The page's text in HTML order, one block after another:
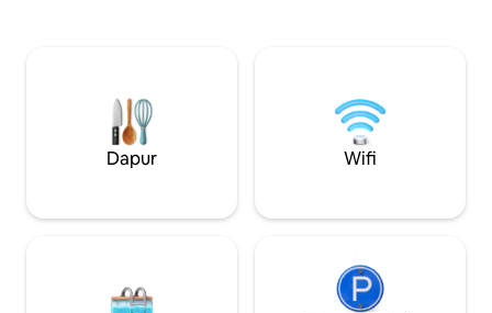
persendirian, dan tertidur dengan bunyi
tasik. Anda akan terpesona dengan
keindahan dan kedamaian kotej yang
hebat. Percutian
penginapan
Dapur Wifi